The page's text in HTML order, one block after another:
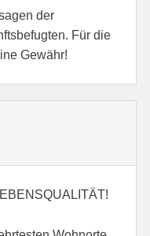
der
Für die
Gewähr!